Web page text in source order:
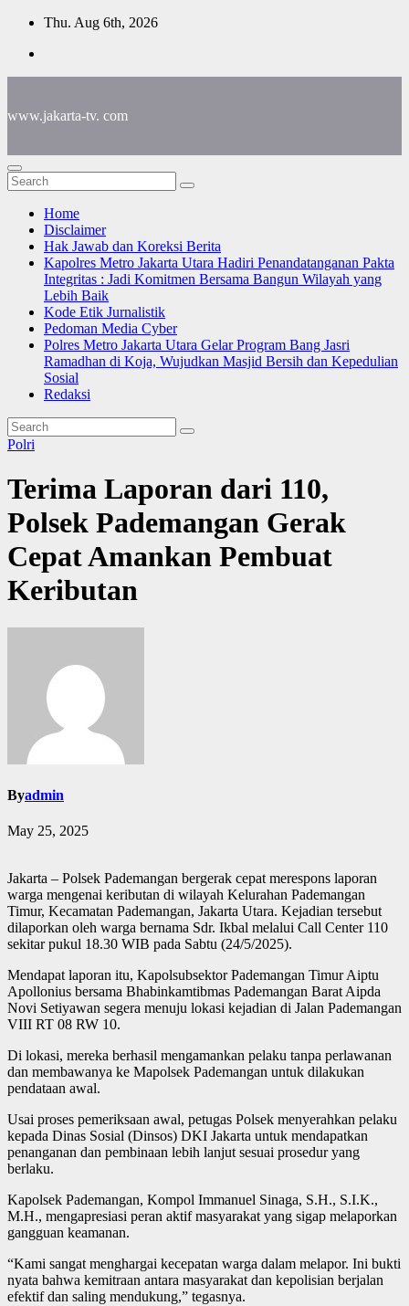
Skip
content
Thu. Aug 6th, 2026
www.jakarta-tv. com
Home
Disclaimer
Hak Jawab dan Koreksi Berita
Kapolres Metro Jakarta Utara Hadiri Penandatanganan Pakta
Integritas : Jadi Komitmen Bersama Bangun Wilayah yang
Lebih Baik
Kode Etik Jurnalistik
Pedoman Media Cyber
Polres Metro Jakarta Utara Gelar Program Bang Jasri
Ramadhan di Koja, Wujudkan Masjid Bersih dan Kepedulian
Sosial
Redaksi
Polri
Terima Laporan dari 110,
Polsek Pademangan Gerak
Cepat Amankan Pembuat
Keributan
Byadmin
May 25, 2025
Jakarta – Polsek Pademangan bergerak cepat merespons laporan
warga mengenai keributan di wilayah Kelurahan Pademangan
Timur, Kecamatan Pademangan, Jakarta Utara. Kejadian tersebut
dilaporkan oleh warga bernama Sdr. Ikbal melalui Call Center 110
sekitar pukul 18.30 WIB pada Sabtu (24/5/2025).
Mendapat laporan itu, Kapolsubsektor Pademangan Timur Aiptu
Apollonius bersama Bhabinkamtibmas Pademangan Barat Aipda
Novi Setiyawan segera menuju lokasi kejadian di Jalan Pademangan
VIII RT 08 RW 10.
Di lokasi, mereka berhasil mengamankan pelaku tanpa perlawanan
dan membawanya ke Mapolsek Pademangan untuk dilakukan
pendataan awal.
Usai proses pemeriksaan awal, petugas Polsek menyerahkan pelaku
kepada Dinas Sosial (Dinsos) DKI Jakarta untuk mendapatkan
penanganan dan pembinaan lebih lanjut sesuai prosedur yang
berlaku.
Kapolsek Pademangan, Kompol Immanuel Sinaga, S.H., S.I.K.,
M.H., mengapresiasi peran aktif masyarakat yang sigap melaporkan
gangguan keamanan.
“Kami sangat menghargai kecepatan warga dalam melapor. Ini bukti
nyata bahwa kemitraan antara masyarakat dan kepolisian berjalan
efektif dan saling mendukung,” tegasnya.